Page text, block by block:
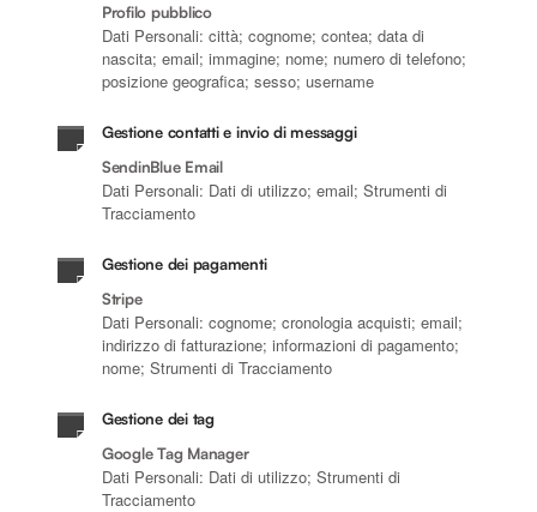
Profilo pubblico
Dati Personali: città; cognome; contea; data di
nascita; email; immagine; nome; numero di telefono;
posizione geografica; sesso; username
Gestione contatti e invio di messaggi
SendinBlue Email
Dati Personali: Dati di utilizzo; email; Strumenti di
Tracciamento
Gestione dei pagamenti
Stripe
Dati Personali: cognome; cronologia acquisti; email;
indirizzo di fatturazione; informazioni di pagamento;
nome; Strumenti di Tracciamento
Gestione dei tag
Google Tag Manager
Dati Personali: Dati di utilizzo; Strumenti di
Tracciamento